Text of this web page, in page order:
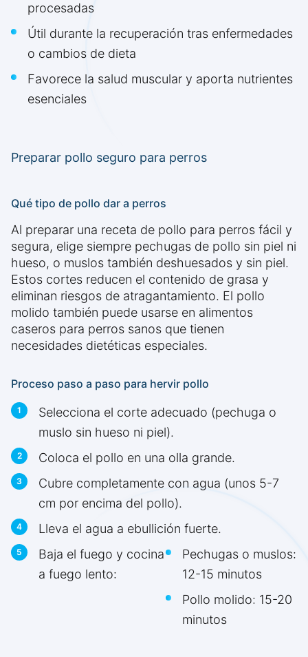
procesadas
Útil durante la recuperación tras enfermedades
o cambios de dieta
Favorece la salud muscular y aporta nutrientes
esenciales
Preparar pollo seguro para perros
Qué tipo de pollo dar a perros
Al preparar una receta de pollo para perros fácil y
segura, elige siempre pechugas de pollo sin piel ni
hueso, o muslos también deshuesados y sin piel.
Estos cortes reducen el contenido de grasa y
eliminan riesgos de atragantamiento. El pollo
molido también puede usarse en alimentos
caseros para perros sanos que tienen
necesidades dietéticas especiales.
Proceso paso a paso para hervir pollo
Selecciona el corte adecuado (pechuga o
muslo sin hueso ni piel).
Coloca el pollo en una olla grande.
Cubre completamente con agua (unos 5-7
cm por encima del pollo).
Lleva el agua a ebullición fuerte.
Baja el fuego y cocina
a fuego lento:
Pechugas o muslos:
12-15 minutos
Pollo molido: 15-20
minutos